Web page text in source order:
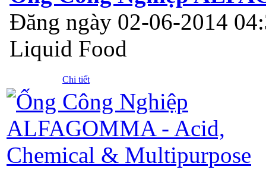
Đăng ngày 02-06-2014
Liquid Food
Chi tiết